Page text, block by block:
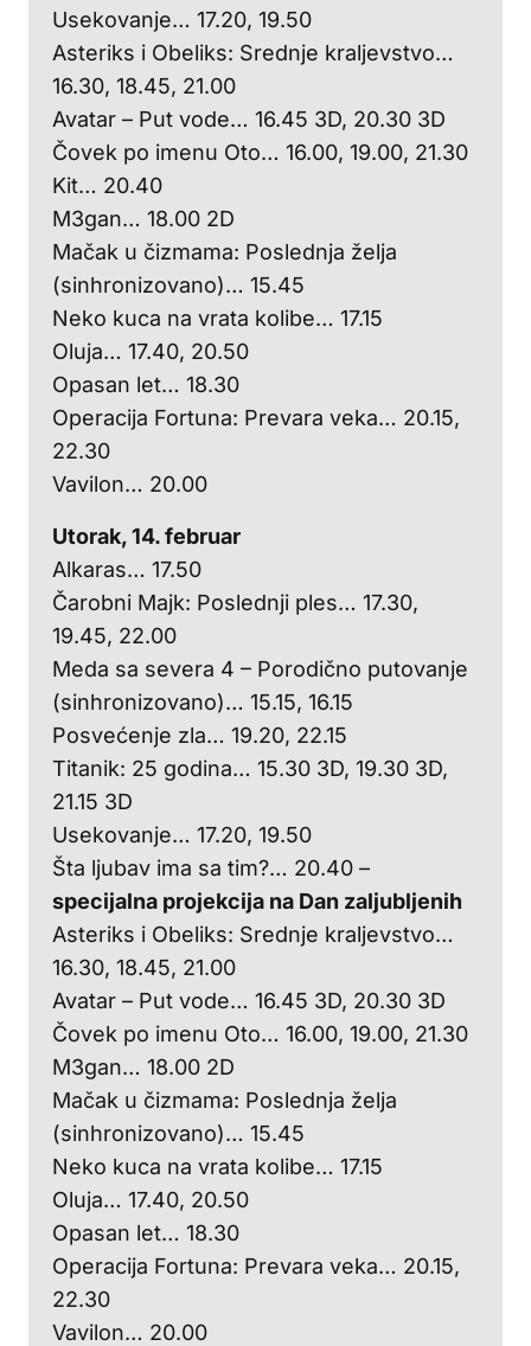
Usekovanje… 17.20, 19.50
Asteriks i Obeliks: Srednje kraljevstvo…
16.30, 18.45, 21.00
Avatar – Put vode… 16.45 3D, 20.30 3D
Čovek po imenu Oto… 16.00, 19.00, 21.30
Kit… 20.40
M3gan… 18.00 2D
Mačak u čizmama: Poslednja želja
(sinhronizovano)… 15.45
Neko kuca na vrata kolibe… 17.15
Oluja… 17.40, 20.50
Opasan let… 18.30
Operacija Fortuna: Prevara veka… 20.15,
22.30
Vavilon… 20.00
Utorak, 14. februar
Alkaras… 17.50
Čarobni Majk: Poslednji ples… 17.30,
19.45, 22.00
Meda sa severa 4 – Porodično putovanje
(sinhronizovano)… 15.15, 16.15
Posvećenje zla… 19.20, 22.15
Titanik: 25 godina… 15.30 3D, 19.30 3D,
21.15 3D
Usekovanje… 17.20, 19.50
Šta ljubav ima sa tim?… 20.40 –
specijalna projekcija na Dan zaljubljenih
Asteriks i Obeliks: Srednje kraljevstvo…
16.30, 18.45, 21.00
Avatar – Put vode… 16.45 3D, 20.30 3D
Čovek po imenu Oto… 16.00, 19.00, 21.30
M3gan… 18.00 2D
Mačak u čizmama: Poslednja želja
(sinhronizovano)… 15.45
Neko kuca na vrata kolibe… 17.15
Oluja… 17.40, 20.50
Opasan let… 18.30
Operacija Fortuna: Prevara veka… 20.15,
22.30
Vavilon… 20.00